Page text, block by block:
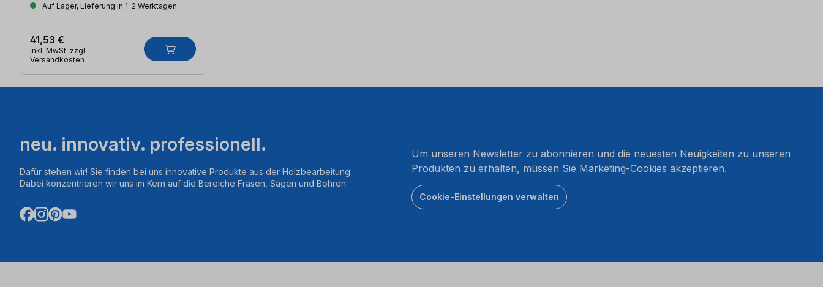
Auf Lager, Lieferung in 1-2 Werktagen
41,53 €
inkl. MwSt. zzgl.
Versandkosten
neu. innovativ. professionell.
Dafür stehen wir! Sie finden bei uns innovative Produkte aus der Holzbearbeitung.
Dabei konzentrieren wir uns im Kern auf die Bereiche Fräsen, Sägen und Bohren.
Um unseren Newsletter zu abonnieren und die neuesten Neuigkeiten zu unseren
Produkten zu erhalten, müssen Sie Marketing-Cookies akzeptieren.
Cookie-Einstellungen verwalten